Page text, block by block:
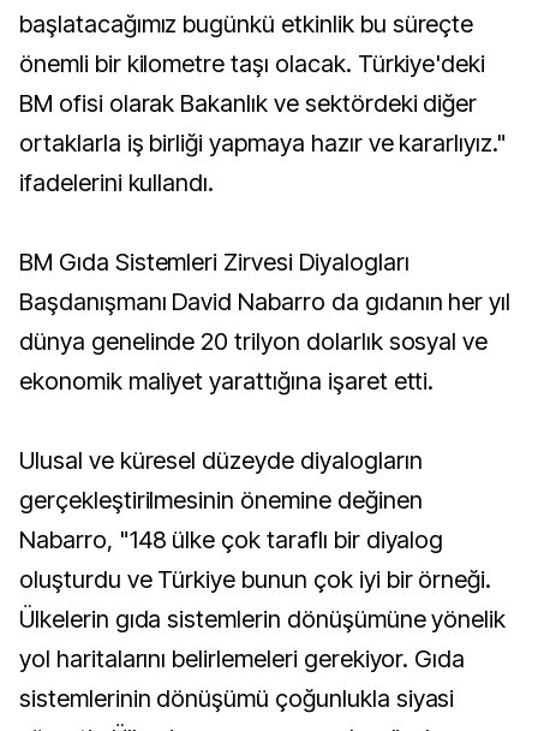
başlatacağımız bugünkü etkinlik bu süreçte
önemli bir kilometre taşı olacak. Türkiye'deki
BM ofisi olarak Bakanlık ve sektördeki diğer
ortaklarla iş birliği yapmaya hazır ve kararlıyız."
ifadelerini kullandı.
BM Gıda Sistemleri Zirvesi Diyalogları
Başdanışmanı David Nabarro da gıdanın her yıl
dünya genelinde 20 trilyon dolarlık sosyal ve
ekonomik maliyet yarattığına işaret etti.
Ulusal ve küresel düzeyde diyalogların
gerçekleştirilmesinin önemine değinen
Nabarro, "148 ülke çok taraflı bir diyalog
oluşturdu ve Türkiye bunun çok iyi bir örneği.
Ülkelerin gıda sistemlerin dönüşümüne yönelik
yol haritalarını belirlemeleri gerekiyor. Gıda
sistemlerinin dönüşümü çoğunlukla siyasi